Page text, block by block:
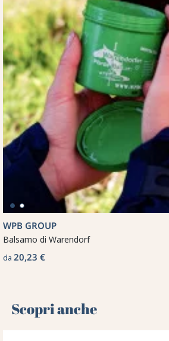
WPB GROUP
Balsamo di Warendorf
da 20,23 €
Scopri anche 🌻